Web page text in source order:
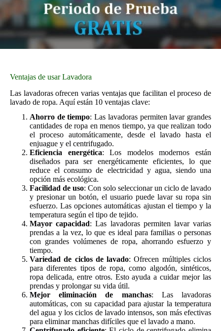
Ventajas de usar Lavadora
Las lavadoras ofrecen varias ventajas que facilitan el proceso de
lavado de ropa. Aquí están 10 ventajas clave:
Ahorro de tiempo: Las lavadoras permiten lavar grandes
cantidades de ropa en menos tiempo, ya que realizan todo
el proceso automáticamente, desde el lavado hasta el
enjuague y el centrifugado.
Eficiencia energética: Los modelos modernos están
diseñados para ser energéticamente eficientes, lo que
reduce el consumo de electricidad y agua, siendo una
opción más ecológica.
Facilidad de uso: Con solo seleccionar un ciclo de lavado
y presionar un botón, el usuario puede lavar su ropa sin
esfuerzo. Las opciones automáticas ajustan el tiempo y la
temperatura según el tipo de tejido.
Mayor capacidad: Las lavadoras permiten lavar varias
prendas a la vez, lo que es ideal para familias o personas
con grandes volúmenes de ropa, ahorrando esfuerzo y
tiempo.
Variedad de ciclos de lavado: Ofrecen múltiples ciclos
para diferentes tipos de ropa, como algodón, sintéticos,
ropa delicada, entre otros. Esto ayuda a cuidar mejor las
prendas y prolongar su vida útil.
Mejor eliminación de manchas: Las lavadoras
automáticas, con su capacidad para ajustar la temperatura
del agua y los ciclos de lavado intensos, son más efectivas
para eliminar manchas difíciles que el lavado a mano.